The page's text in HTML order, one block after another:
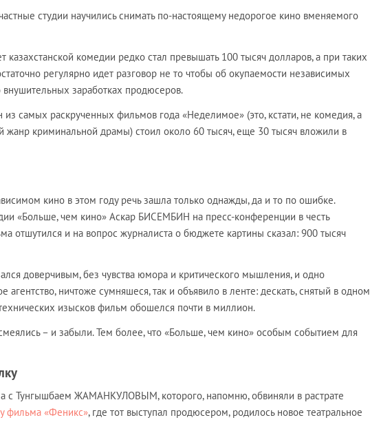
студии научились снимать по-настоящему недорогое кино вменяемого
комедии редко стал превышать 100 тысяч долларов, а при таких
регулярно идет разговор не то чтобы об окупаемости независимых
заработках продюсеров.
из самых раскрученных фильмов года «Неделимое» (это, кстати, не комедия, а
жанр криминальной драмы) стоил около 60 тысяч, еще 30 тысяч вложили в
кино в этом году речь зашла только однажды, да и то по ошибке.
«Больше, чем кино» Аскар БИСЕМБИН на пресс-конференции в честь
отшутился и на вопрос журналиста о бюджете картины сказал: 900 тысяч
доверчивым, без чувства юмора и критического мышления, и одно
агентство, ничтоже сумняшеся, так и объявило в ленте: дескать, снятый в одном
изысков фильм обошелся почти в миллион.
– и забыли. Тем более, что «Больше, чем кино» особым событием для
с Тунгышбаем ЖАМАНКУЛОВЫМ, которого, напомню, обвиняли в растрате
фильма «Феникс», где тот выступал продюсером, родилось новое театральное